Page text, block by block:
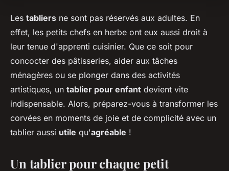
Les tabliers ne sont pas réservés aux adultes. En
effet, les petits chefs en herbe ont eux aussi droit à
leur tenue d'apprenti cuisinier. Que ce soit pour
concocter des pâtisseries, aider aux tâches
ménagères ou se plonger dans des activités
artistiques, un tablier pour enfant devient vite
indispensable. Alors, préparez-vous à transformer les
corvées en moments de joie et de complicité avec un
tablier aussi utile qu'agréable !
Un tablier pour chaque petit